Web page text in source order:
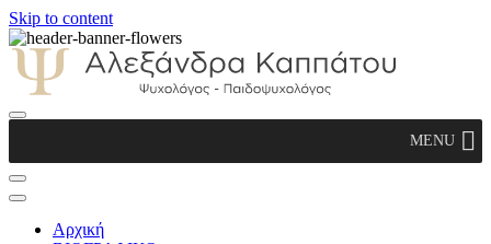
Skip to content
Παιδοψυχολόγος
MENU
Αρχική